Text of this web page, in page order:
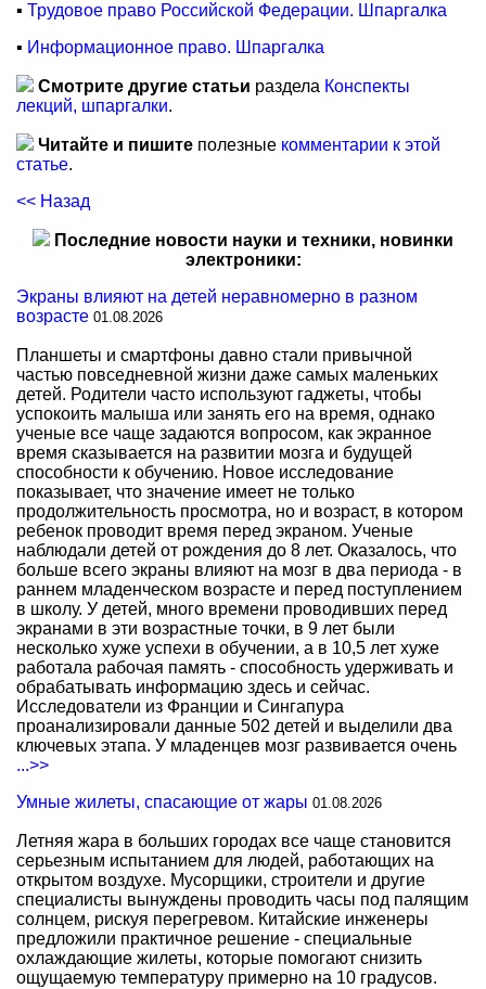
▪ Трудовое право Российской Федерации. Шпаргалка
▪ Информационное право. Шпаргалка
Смотрите другие статьи раздела Конспекты
лекций, шпаргалки.
Читайте и пишите полезные комментарии к этой
статье.
<< Назад
Последние новости науки и техники, новинки
электроники:
Экраны влияют на детей неравномерно в разном
возрасте 01.08.2026
Планшеты и смартфоны давно стали привычной
частью повседневной жизни даже самых маленьких
детей. Родители часто используют гаджеты, чтобы
успокоить малыша или занять его на время, однако
ученые все чаще задаются вопросом, как экранное
время сказывается на развитии мозга и будущей
способности к обучению. Новое исследование
показывает, что значение имеет не только
продолжительность просмотра, но и возраст, в котором
ребенок проводит время перед экраном. Ученые
наблюдали детей от рождения до 8 лет. Оказалось, что
больше всего экраны влияют на мозг в два периода - в
раннем младенческом возрасте и перед поступлением
в школу. У детей, много времени проводивших перед
экранами в эти возрастные точки, в 9 лет были
несколько хуже успехи в обучении, а в 10,5 лет хуже
работала рабочая память - способность удерживать и
обрабатывать информацию здесь и сейчас.
Исследователи из Франции и Сингапура
проанализировали данные 502 детей и выделили два
ключевых этапа. У младенцев мозг развивается очень
...>>
Умные жилеты, спасающие от жары 01.08.2026
Летняя жара в больших городах все чаще становится
серьезным испытанием для людей, работающих на
открытом воздухе. Мусорщики, строители и другие
специалисты вынуждены проводить часы под палящим
солнцем, рискуя перегревом. Китайские инженеры
предложили практичное решение - специальные
охлаждающие жилеты, которые помогают снизить
ощущаемую температуру примерно на 10 градусов.